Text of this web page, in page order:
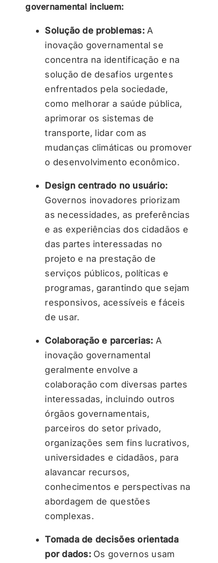
governamental incluem:
Solução de problemas:A
inovação governamental se
concentra na identificação e na
solução de desafios urgentes
enfrentados pela sociedade,
como melhorar a saúde pública,
aprimorar os sistemas de
transporte, lidar com as
mudanças climáticas ou promover
o desenvolvimento econômico.
Design centrado no usuário:
Governos inovadores priorizam
as necessidades, as preferências
e as experiências dos cidadãos e
das partes interessadas no
projeto e na prestação de
serviços públicos, políticas e
programas, garantindo que sejam
responsivos, acessíveis e fáceis
de usar.
Colaboração e parcerias: A
inovação governamental
geralmente envolve a
colaboração com diversas partes
interessadas, incluindo outros
órgãos governamentais,
parceiros do setor privado,
organizações sem fins lucrativos,
universidades e cidadãos, para
alavancar recursos,
conhecimentos e perspectivas na
abordagem de questões
complexas.
Tomada de decisões orientada
por dados:Os governos usam